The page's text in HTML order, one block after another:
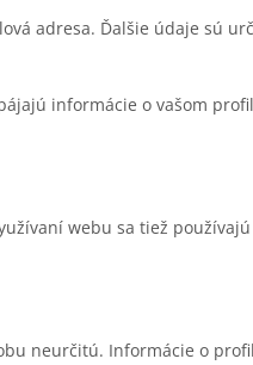
adresa. Ďalšie údaje sú
informácie o vašom
webu sa tiež
neurčitú. Informácie o